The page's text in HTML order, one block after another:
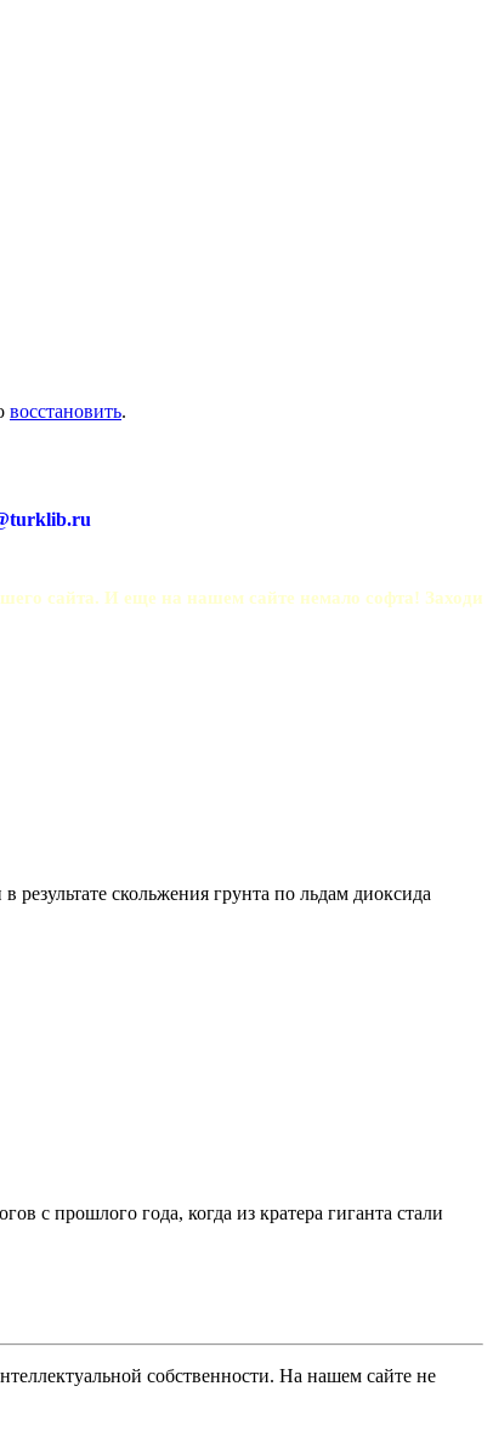
восстановить.
сайта. И еще на нашем сайте немало софта! Заходи
скольжения грунта по льдам диоксида
с прошлого года, когда из кратера гиганта стали
собственности. На нашем сайте не